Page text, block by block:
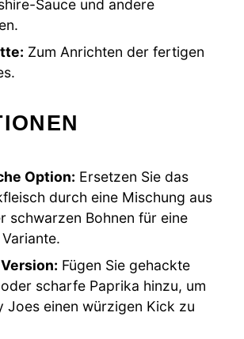
Sauce und andere
Zum Anrichten der fertigen
Option: Ersetzen Sie das
durch eine Mischung aus
schwarzen Bohnen für eine
Fügen Sie gehackte
scharfe Paprika hinzu, um
Joes einen würzigen Kick zu